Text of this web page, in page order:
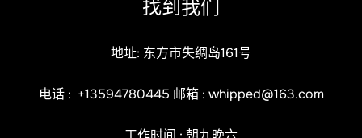
找到我们
地址: 东方市失绸岛161号
电话 : +13594780445 邮箱 : whipped@163.com